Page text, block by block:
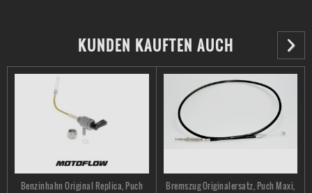
KUNDEN KAUFTEN AUCH
Benzinhahn Original Replica, Puch
Bremszug Originalersatz, Puch Maxi,